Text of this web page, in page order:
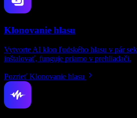
Klonovanie hlasu
Vytvorte AI klon ľudského hlasu v pár
inštalovať, funguje priamo v prehliadači.
Pozrieť Klonovanie hlasu